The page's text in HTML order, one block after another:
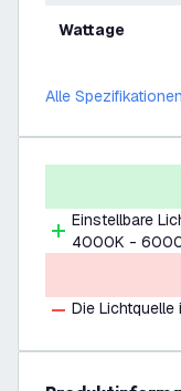
Wattage
Alle
Einstellbare
4000K -
Die